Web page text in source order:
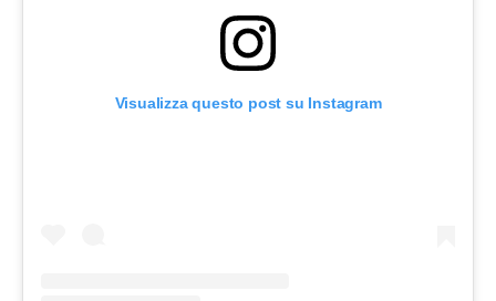
Visualizza questo post su Instagram